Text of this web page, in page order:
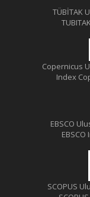
TÜBİTAK
Copernicus
Index
EBSCO
SCOPUS